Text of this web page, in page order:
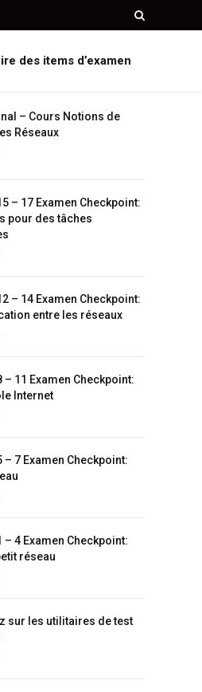
des items d’examen
– Cours Notions de
Réseaux
– 17 Examen Checkpoint:
pour des tâches
– 14 Examen Checkpoint:
entre les réseaux
– 11 Examen Checkpoint:
Internet
– 7 Examen Checkpoint:
– 4 Examen Checkpoint:
réseau
sur les utilitaires de test